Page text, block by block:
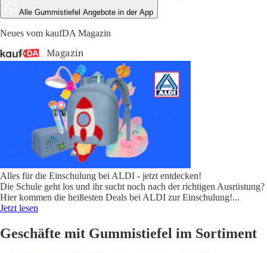
Alle Gummistiefel Angebote in der App
Neues vom kaufDA Magazin
Alles für die Einschulung bei ALDI - jetzt entdecken!
Die Schule geht los und ihr sucht noch nach der richtigen Ausrüstung?
Hier kommen die heißesten Deals bei ALDI zur Einschulung!...
Jetzt lesen
Geschäfte mit Gummistiefel im Sortiment